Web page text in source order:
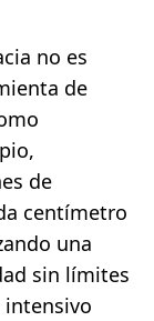
no es
de
de
centímetro
una
sin límites
intensivo